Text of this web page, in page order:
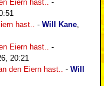
Eiern hast..
-
hast..
- Will Kane
Eiern hast..
-
20:21
den Eiern hast..
- Will